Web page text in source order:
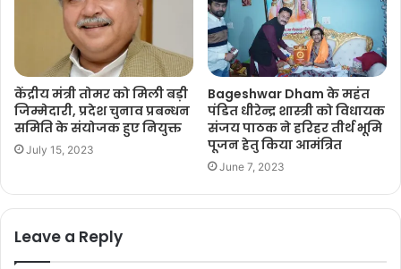
केंद्रीय मंत्री तोमर को मिली बड़ी
जिम्मेदारी, प्रदेश चुनाव प्रबन्धन
समिति के संयोजक हुए नियुक्त
July 15, 2023
Bageshwar Dham के महंत
पंडित धीरेन्द्र शास्त्री को विधायक
संजय पाठक ने हरिहर तीर्थ भूमि
पूजन हेतु किया आमंत्रित
June 7, 2023
Leave a Reply